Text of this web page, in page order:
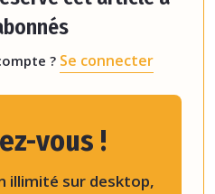
? Se connecter
vous !
illimité sur desktop,